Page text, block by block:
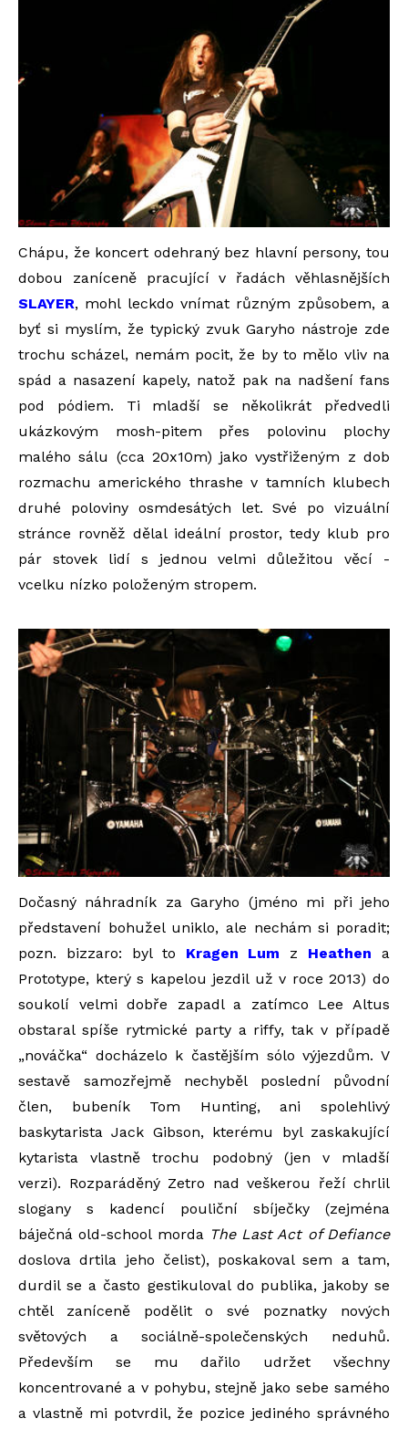
Chápu, že koncert odehraný bez hlavní persony, tou
dobou zaníceně pracující v řadách věhlasnějších
SLAYER, mohl leckdo vnímat různým způsobem, a
byť si myslím, že typický zvuk Garyho nástroje zde
trochu scházel, nemám pocit, že by to mělo vliv na
spád a nasazení kapely, natož pak na nadšení fans
pod pódiem. Ti mladší se několikrát předvedli
ukázkovým mosh-pitem přes polovinu plochy
malého sálu (cca 20x10m) jako vystřiženým z dob
rozmachu amerického thrashe v tamních klubech
druhé poloviny osmdesátých let. Své po vizuální
stránce rovněž dělal ideální prostor, tedy klub pro
pár stovek lidí s jednou velmi důležitou věcí -
vcelku nízko položeným stropem.
Dočasný náhradník za Garyho (jméno mi při jeho
představení bohužel uniklo, ale nechám si poradit;
pozn. bizzaro: byl to Kragen Lum z Heathen a
Prototype, který s kapelou jezdil už v roce 2013) do
soukolí velmi dobře zapadl a zatímco Lee Altus
obstaral spíše rytmické party a riffy, tak v případě
„nováčka“ docházelo k častějším sólo výjezdům. V
sestavě samozřejmě nechyběl poslední původní
člen, bubeník Tom Hunting, ani spolehlivý
baskytarista Jack Gibson, kterému byl zaskakující
kytarista vlastně trochu podobný (jen v mladší
verzi). Rozparáděný Zetro nad veškerou řeží chrlil
slogany s kadencí pouliční sbíječky (zejména
báječná old-school morda The Last Act of Defiance
doslova drtila jeho čelist), poskakoval sem a tam,
durdil se a často gestikuloval do publika, jakoby se
chtěl zaníceně podělit o své poznatky nových
světových a sociálně-společenských neduhů.
Především se mu dařilo udržet všechny
koncentrované a v pohybu, stejně jako sebe samého
a vlastně mi potvrdil, že pozice jediného správného